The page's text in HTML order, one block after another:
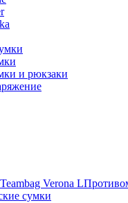
и рюкзаки
Verona L
сумки